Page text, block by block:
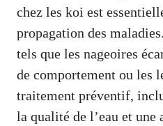
chez les koi est
propagation des
tels que les nageoires
de comportement ou les
traitement préventif,
la qualité de l’eau et une